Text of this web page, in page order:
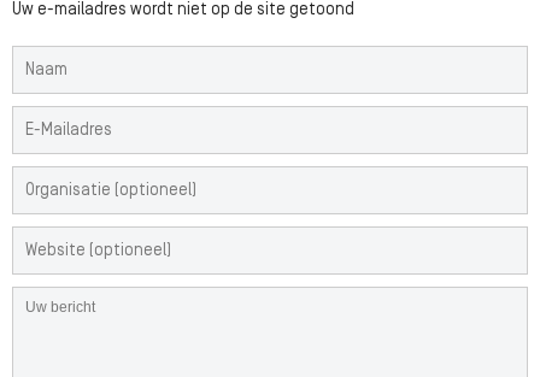
Uw e-mailadres wordt niet op de site getoond